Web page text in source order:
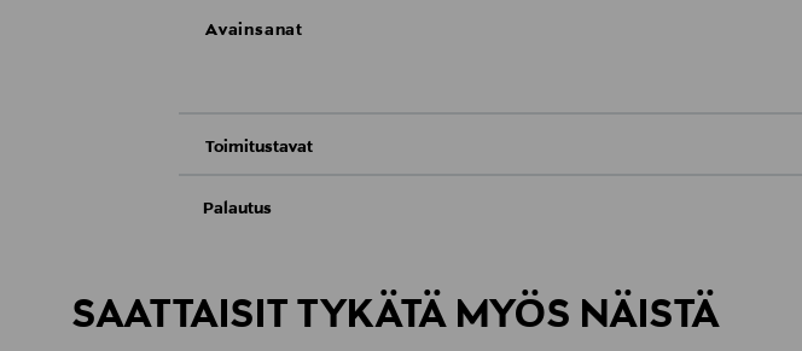
Avainsanat
Toimitustavat
Kotiinkuljetus
Palautus
LUE TARKEMMAT PALAUTUSOHJEET
SAATTAISIT TYKÄTÄ MYÖS NÄISTÄ